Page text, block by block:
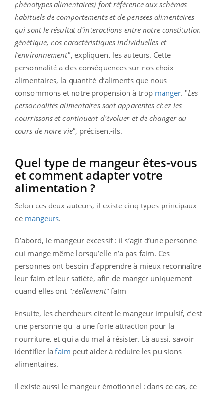
phénotypes alimentaires) font référence aux schémas
habituels de comportements et de pensées alimentaires
qui sont le résultat d'interactions entre notre constitution
génétique, nos caractéristiques individuelles et
l’environnement", expliquent les auteurs. Cette
personnalité a des conséquences sur nos choix
alimentaires, la quantité d’aliments que nous
consommons et notre propension à trop manger. "Les
personnalités alimentaires sont apparentes chez les
nourrissons et continuent d'évoluer et de changer au
cours de notre vie", précisent-ils.
Quel type de mangeur êtes-vous
et comment adapter votre
alimentation ?
Selon ces deux auteurs, il existe cinq types principaux
de mangeurs.
D’abord, le mangeur excessif : il s’agit d’une personne
qui mange même lorsqu’elle n’a pas faim. Ces
personnes ont besoin d’apprendre à mieux reconnaître
leur faim et leur satiété, afin de manger uniquement
quand elles ont "réellement" faim.
Ensuite, les chercheurs citent le mangeur impulsif, c’est
une personne qui a une forte attraction pour la
nourriture, et qui a du mal à résister. Là aussi, savoir
identifier lafaim peut aider à réduire les pulsions
alimentaires.
Il existe aussi le mangeur émotionnel : dans ce cas, ce